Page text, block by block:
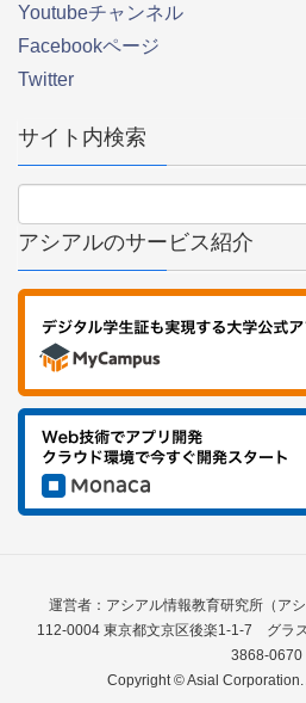
Youtubeチャンネル
Facebookページ
Twitter
サイト内検索
アシアルのサービス紹介
運営者：アシアル情報教育研究所（ア
112-0004 東京都文京区後楽1-1-7 グラ
3868-0670
Copyright © Asial Corporation.